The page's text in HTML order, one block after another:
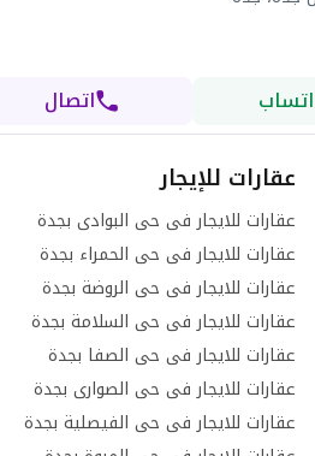
اتصال
عقارات للإيجار
عقارات للايجار فى حى البوادى بجدة
عقارات للايجار فى حى الحمراء بجدة
عقارات للايجار فى حى الروضة بجدة
عقارات للايجار فى حى السلامة بجدة
عقارات للايجار فى حى الصفا بجدة
عقارات للايجار فى حى الصوارى بجدة
عقارات للايجار فى حى الفيصلية بجدة